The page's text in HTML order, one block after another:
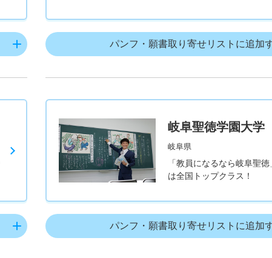
パンフ・願書取り寄せリストに追加
岐阜聖徳学園大学
岐阜県
「教員になるなら岐阜聖
は全国トップクラス！
パンフ・願書取り寄せリストに追加